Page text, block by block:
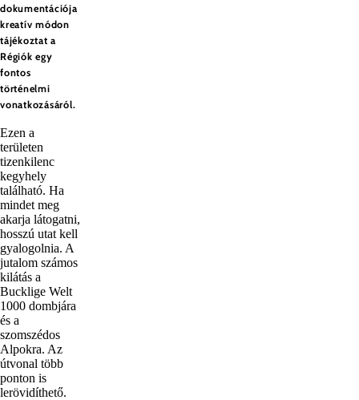
dokumentációja
kreatív módon
tájékoztat a
Régiók egy
fontos
történelmi
vonatkozásáról.
Ezen a
területen
tizenkilenc
kegyhely
található. Ha
mindet meg
akarja látogatni,
hosszú utat kell
gyalogolnia. A
jutalom számos
kilátás a
Bucklige Welt
1000 dombjára
és a
szomszédos
Alpokra. Az
útvonal több
ponton is
lerövidíthető.